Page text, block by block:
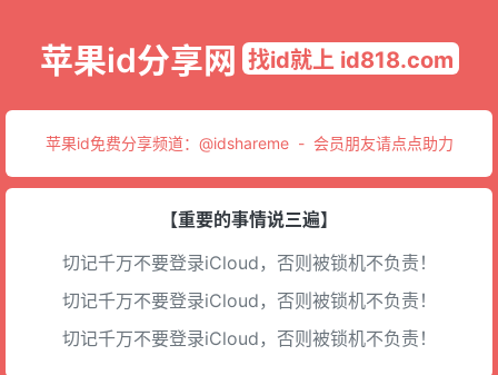
苹果id分享网 找id就上 id818.com
苹果id免费分享频道： @idshareme- 会员朋友请点点助力
【重要的事情说三遍】
切记千万不要登录iCloud，否则被锁机不负责！
切记千万不要登录iCloud，否则被锁机不负责！
切记千万不要登录iCloud，否则被锁机不负责！